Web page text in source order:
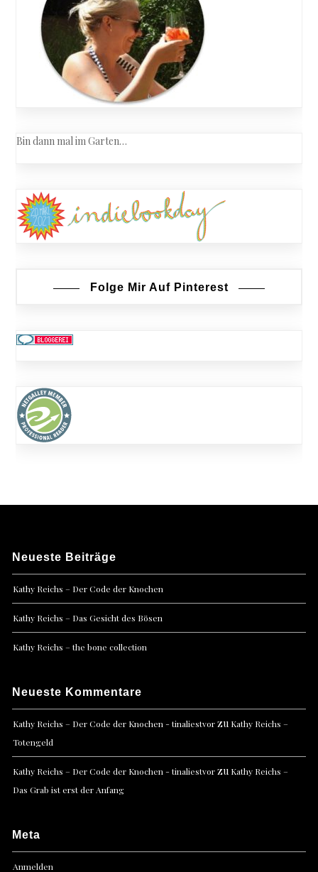
Bin dann mal im Garten…
Folge Mir Auf Pinterest
Neueste Beiträge
Kathy Reichs – Der Code der Knochen
Kathy Reichs – Das Gesicht des Bösen
Kathy Reichs – the bone collection
Neueste Kommentare
Kathy Reichs – Der Code der Knochen - tinaliestvorzu Kathy Reichs –
Totengeld
Kathy Reichs – Der Code der Knochen - tinaliestvorzu Kathy Reichs –
Das Grab ist erst der Anfang
Meta
Anmelden